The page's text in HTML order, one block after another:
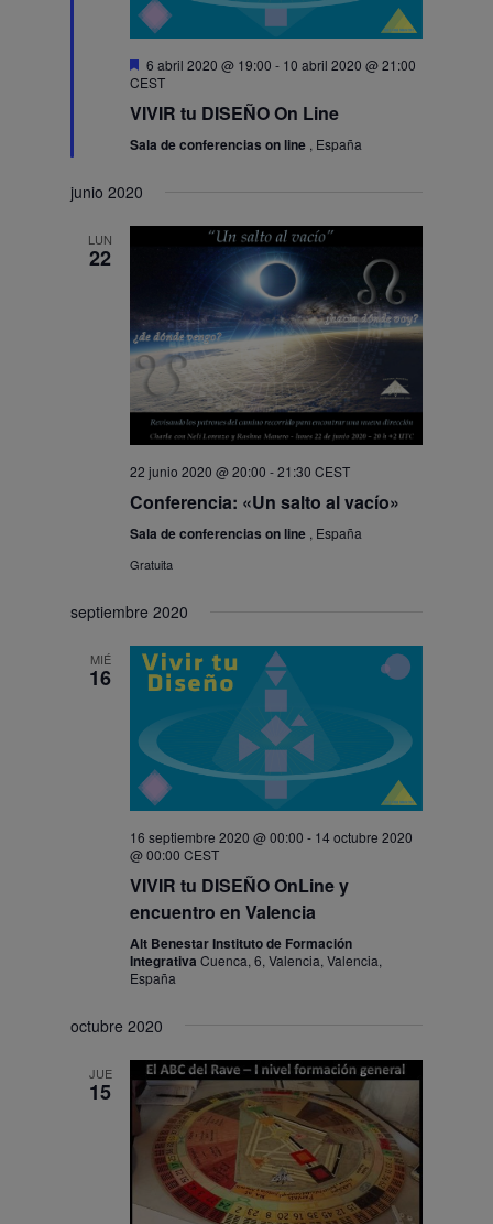
Destacado
6 abril 2020 @ 19:00 - 10 abril 2020 @ 21:00
CEST
VIVIR tu DISEÑO On Line
Sala de conferencias on line , España
junio 2020
LUN
22
22 junio 2020 @ 20:00 -21:30 CEST
Conferencia: «Un salto al vacío»
Sala de conferencias on line , España
Gratuita
septiembre 2020
MIÉ
16
16 septiembre 2020 @ 00:00 - 14 octubre 2020
@ 00:00 CEST
VIVIR tu DISEÑO OnLine y
encuentro en Valencia
Alt Benestar Instituto de Formación
IntegrativaCuenca, 6, Valencia, Valencia,
España
octubre 2020
JUE
15